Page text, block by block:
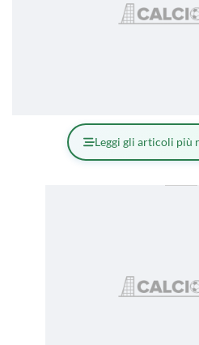
Leggi gli articoli più